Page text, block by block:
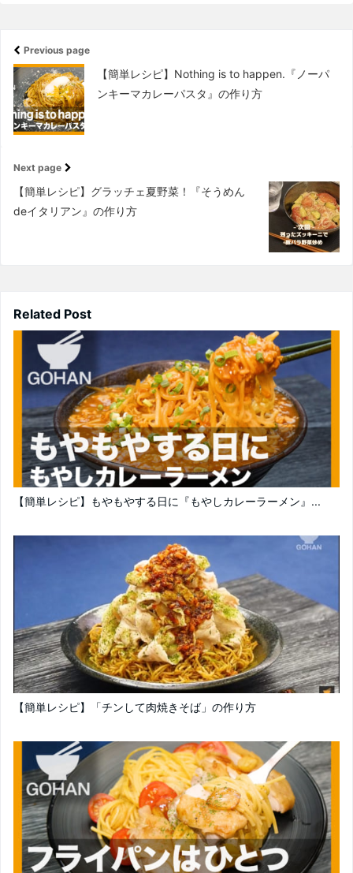
Previous page
【簡単レシピ】Nothing is to happen.『ノーパ
ンキーマカレーパスタ』の作り方
Next page
【簡単レシピ】グラッチェ夏野菜！『そうめん
deイタリアン』の作り方
Related Post
【簡単レシピ】もやもやする日に『もやしカレーラーメン』...
【簡単レシピ】「チンして肉焼きそば」の作り方